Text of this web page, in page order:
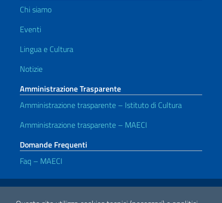
Chi siamo
Eventi
Lingua e Cultura
Notizie
Amministrazione Trasparente
Amministrazione trasparente – Istituto di Cultura
Amministrazione trasparente – MAECI
Domande Frequenti
Faq – MAECI
Link Utili